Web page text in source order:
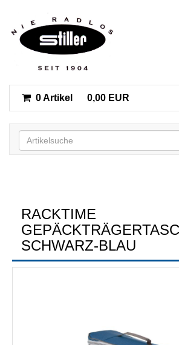
0 Artikel 0,00 EUR
RACKTIME
SCHWARZ-BLAU